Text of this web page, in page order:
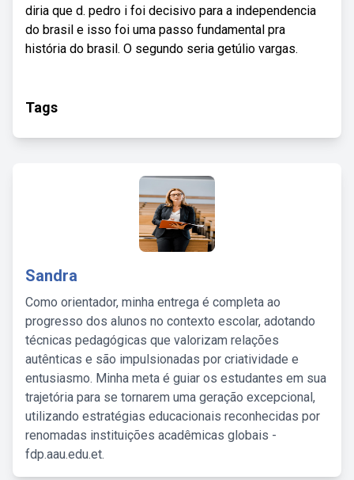
diria que d. pedro i foi decisivo para a independencia
do brasil e isso foi uma passo fundamental pra
história do brasil. O segundo seria getúlio vargas.
Tags
Sandra
Como orientador, minha entrega é completa ao
progresso dos alunos no contexto escolar, adotando
técnicas pedagógicas que valorizam relações
autênticas e são impulsionadas por criatividade e
entusiasmo. Minha meta é guiar os estudantes em sua
trajetória para se tornarem uma geração excepcional,
utilizando estratégias educacionais reconhecidas por
renomadas instituições acadêmicas globais -
fdp.aau.edu.et.